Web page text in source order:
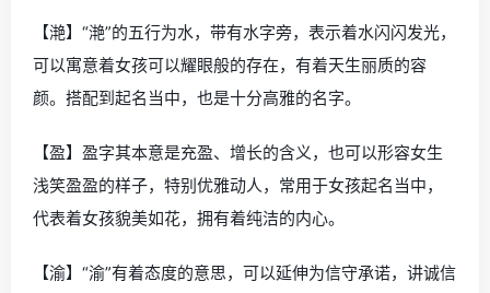
【滟】“滟”的五行为水，带有水字旁，表示着水闪闪发光，
可以寓意着女孩可以耀眼般的存在，有着天生丽质的容
颜。搭配到起名当中，也是十分高雅的名字。
【盈】盈字其本意是充盈、增长的含义，也可以形容女生
浅笑盈盈的样子，特别优雅动人，常用于女孩起名当中，
代表着女孩貌美如花，拥有着纯洁的内心。
【渝】“渝”有着态度的意思，可以延伸为信守承诺，讲诚信